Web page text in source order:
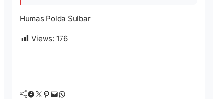
Humas Polda Sulbar
Views: 176
Facebook Twitter Pinterest Mail WhatsApp